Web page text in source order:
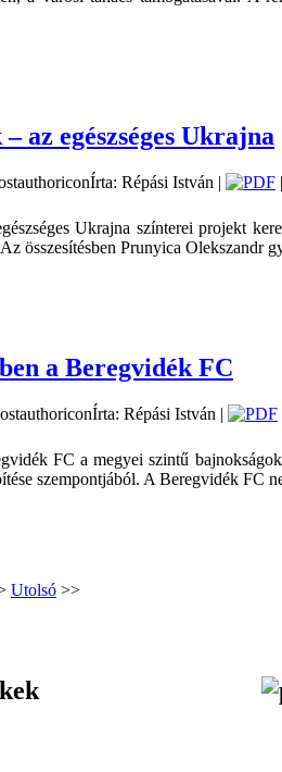
az egészséges Ukrajna
Írta: Répási István | |
Ukrajna színterei projekt
összesítésben Prunyica
a Beregvidék FC
Írta: Répási István |
FC a megyei szintű
szempontjából. A Beregvidék FC
Utolsó >>